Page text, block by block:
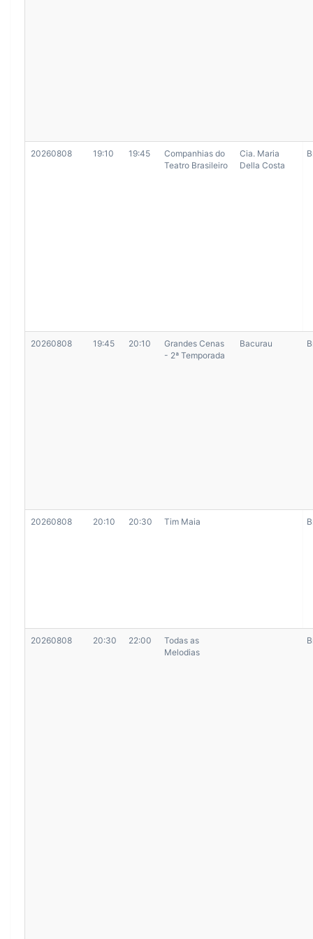
20260808 19:10 19:45
Companhias do
Teatro Brasileiro
Cia. Maria
Della Costa
20260808 19:45 20:10
Grandes Cenas
- 2ª Temporada
Bacurau
20260808 20:10 20:30 Tim Maia
20260808 20:30 22:00
Todas as
Melodias